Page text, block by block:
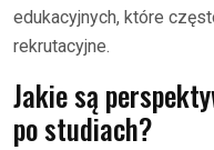
edukacyjnych, które
rekrutacyjne.
Jakie są
po studiach?